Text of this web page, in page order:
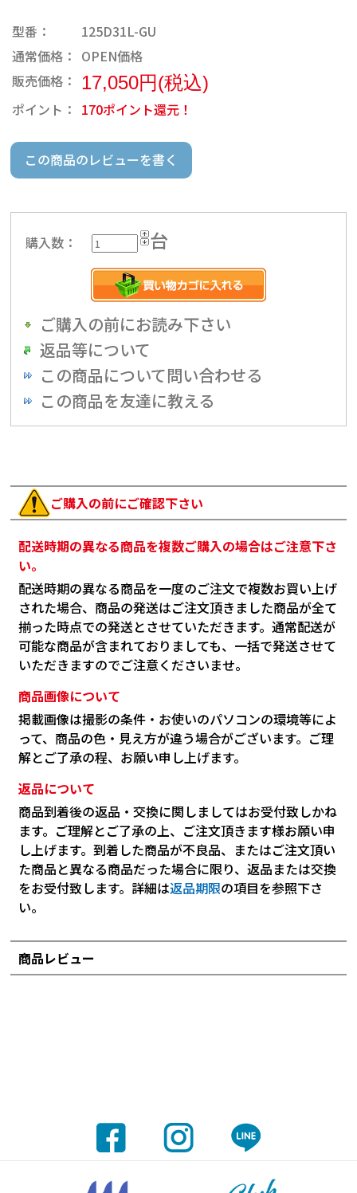
型番：
125D31L-GU
通常価格： OPEN価格
販売価格： 17,050円(税込)
ポイント： 170ポイント還元！
この商品のレビューを書く
購入数： 台
ご購入の前にお読み下さい
返品等について
この商品について問い合わせる
この商品を友達に教える
ご購入の前にご確認下さい
配送時期の異なる商品を複数ご購入の場合はご注意下さ
い。
配送時期の異なる商品を一度のご注文で複数お買い上げ
された場合、商品の発送はご注文頂きました商品が全て
揃った時点での発送とさせていただきます。通常配送が
可能な商品が含まれておりましても、一括で発送させて
いただきますのでご注意くださいませ。
商品画像について
掲載画像は撮影の条件・お使いのパソコンの環境等によ
って、商品の色・見え方が違う場合がございます。ご理
解とご了承の程、お願い申し上げます。
返品について
商品到着後の返品・交換に関しましてはお受付致しかね
ます。ご理解とご了承の上、ご注文頂きます様お願い申
し上げます。到着した商品が不良品、またはご注文頂い
た商品と異なる商品だった場合に限り、返品または交換
をお受付致します。詳細は返品期限の項目を参照下さ
い。
商品レビュー